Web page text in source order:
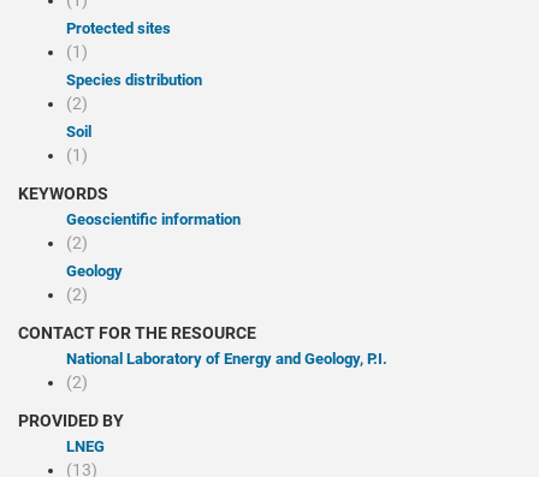
Protected sites
(1)
Species distribution
(2)
Soil
(1)
KEYWORDS
Geoscientific information
(2)
Geology
(2)
CONTACT FOR THE RESOURCE
National Laboratory of Energy and Geology, P.I.
(2)
PROVIDED BY
LNEG
(13)